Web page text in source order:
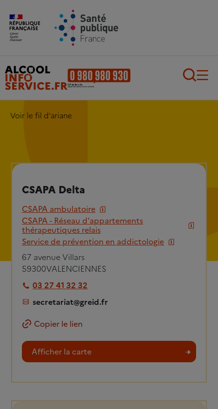
Aller au contenu principal
Voir le fil d'ariane
CSAPA Delta
CSAPA ambulatoire
CSAPA - Réseau d'appartements
thérapeutiques relais
Service de prévention en addictologie
67 avenue Villars
59300VALENCIENNES
03 27 41 32 32
secretariat@greid.fr
Copier le lien
Afficher la carte